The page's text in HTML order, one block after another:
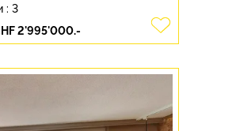
2'995'000.-
: 3